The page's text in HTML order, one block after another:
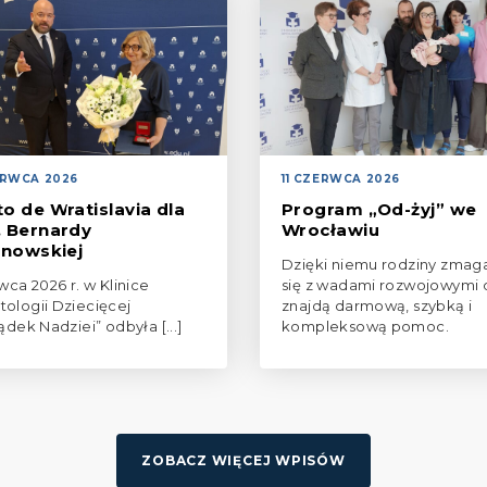
2026
de Wratislavia dla
Bernardy
2026 r. w Klinice
Dziecięcej
Nadziei” odbyła [...]
11 CZERWCA 2026
Program „Od-żyj” we
Wrocławiu
Dzięki niemu rodziny
się z wadami rozwojowymi
znajdą darmową, szybką i
kompleksową pomoc.
ZOBACZ WIĘCEJ WPISÓW